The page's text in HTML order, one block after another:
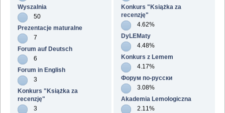
Wyszalnia
50
Prezentacje maturalne
7
Forum auf Deutsch
6
Forum in English
3
Konkurs "Książka za
recenzję"
3
Konkurs "Książka za
recenzję"
4.62%
DyLEMaty
4.48%
Konkurs z Lemem
4.17%
Форум по-русски
3.08%
Akademia Lemologiczna
2.11%